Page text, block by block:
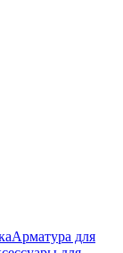
Арматура для